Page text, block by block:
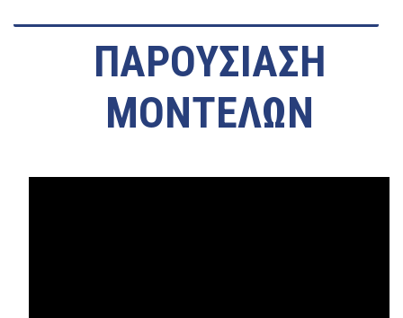
ΠΕΡΙΣΣΟΤΕΡΑ
ΠΑΡΟΥΣΙΑΣΗ
ΜΟΝΤΕΛΩΝ